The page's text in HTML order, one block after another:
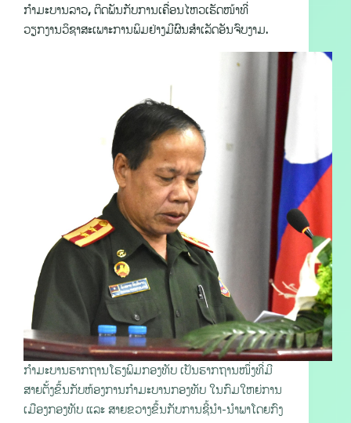
ກຳມະບານລາວ, ຕິດພັນກັບການເຄື່ອນໄຫວເຮັດໜ້າທີ່
ວຽກງານວິຊາສະເພາະການພິມຢ່າງມີຜົນສໍາເລັດອັນຈົບງາມ.
ກຳມະບານຮາກຖານໂຮງພິມກອງທັບ ເປັນຮາກຖານໜຶ່ງທີ່ມີ
ສາຍຕັ້ງຂຶ້ນກັບຫ້ອງການກຳມະບານກອງທັບ ໃນກົມໃຫຍ່ການ
ເມືອງກອງທັບ ແລະ ສາຍຂວາງຂຶ້ນກັບການຊີ້ນໍາ-ນໍາພາໂດຍກົງ